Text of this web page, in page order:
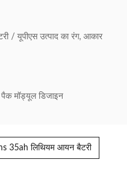
/ यूपीएस उत्पाद का रंग, आकार
पैक मॉड्यूल डिजाइन
35ah लिथियम आयन बैटरी